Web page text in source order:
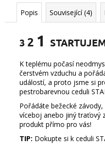
Popis Související (4)
3 2 1
K teplému počasí
čerstvém vzduchu a
událostí, a proto jsme si
pestrobarevnou ceduli
Pořádáte bežecké
víceboj anebo jiný traťový
produkt přímo pro vás!
TIP: Dokupte si k ceduli